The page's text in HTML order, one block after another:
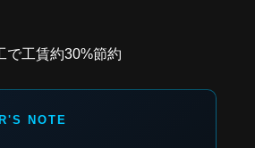
で工賃約30%節約